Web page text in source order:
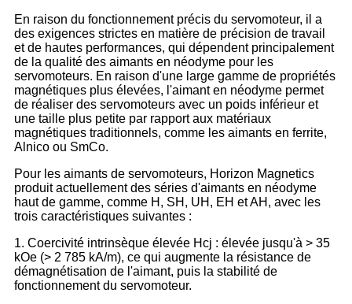
En raison du fonctionnement précis du servomoteur, il a
des exigences strictes en matière de précision de travail
et de hautes performances, qui dépendent principalement
de la qualité des aimants en néodyme pour les
servomoteurs. En raison d'une large gamme de propriétés
magnétiques plus élevées, l'aimant en néodyme permet
de réaliser des servomoteurs avec un poids inférieur et
une taille plus petite par rapport aux matériaux
magnétiques traditionnels, comme les aimants en ferrite,
Alnico ou SmCo.
Pour les aimants de servomoteurs, Horizon Magnetics
produit actuellement des séries d'aimants en néodyme
haut de gamme, comme H, SH, UH, EH et AH, avec les
trois caractéristiques suivantes :
1. Coercivité intrinsèque élevée Hcj : élevée jusqu'à > 35
kOe (> 2 785 kA/m), ce qui augmente la résistance de
démagnétisation de l'aimant, puis la stabilité de
fonctionnement du servomoteur.